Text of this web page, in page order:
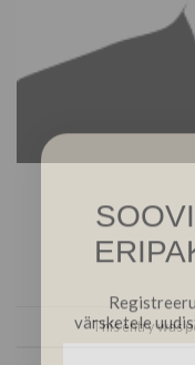
This entry was
värsketele